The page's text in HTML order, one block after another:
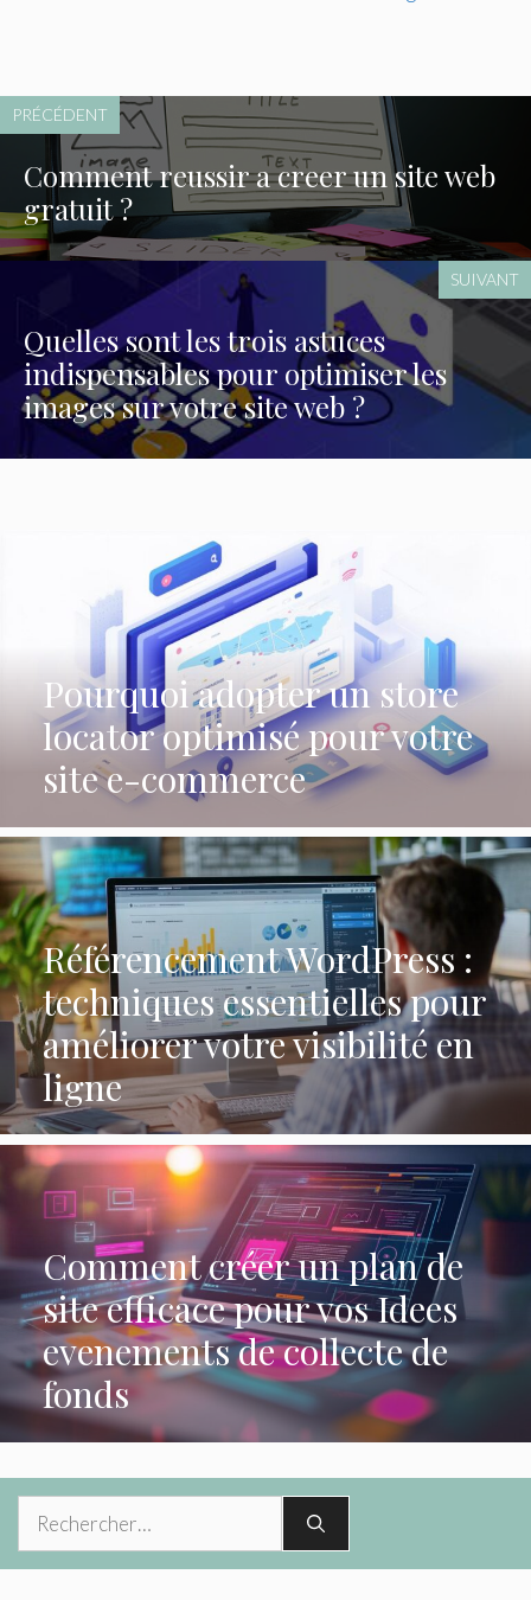
PRÉCÉDENT
Comment reussir a creer un site web
gratuit ?
SUIVANT
Quelles sont les trois astuces
indispensables pour optimiser les
images sur votre site web ?
Pourquoi adopter un store
locator optimisé pour votre
site e-commerce
Référencement WordPress :
techniques essentielles pour
améliorer votre visibilité en
ligne
Comment créer un plan de
site efficace pour vos Idees
evenements de collecte de
fonds
Rechercher :